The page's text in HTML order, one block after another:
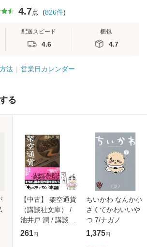
4.7点 (826件)
配送スピード
4.6
梱包
4.7
法 営業日カレンダー
る
【中古】 架空通貨
（講談社文庫） /
池井戸 潤 / 講談社
[文庫]【メール便送
261円
ちいかわ なんか小
さくてかわいいや
つ 7/ナガノ
1,375円